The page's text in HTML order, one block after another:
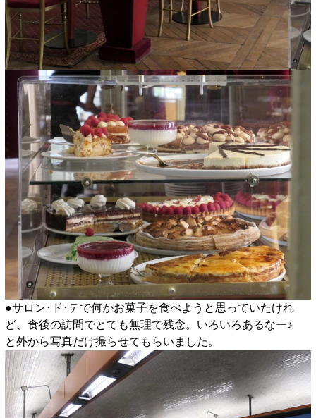
●サロン･ド･テで何かお菓子を食べようと思っていたけれ
ど、食後の訪問でとても無理で残念。いろいろあるなー♪
と外から写真だけ撮らせてもらいました。